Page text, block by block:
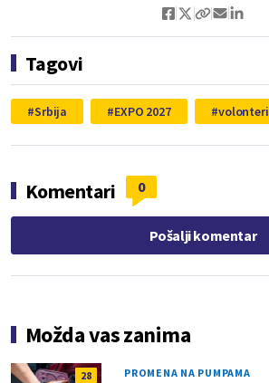
Tagovi
Srbija EXPO 2027 volonteri
Komentari 0
Pošalji komentar
Možda vas zanima
28 PROMENA NA PUMPAMA